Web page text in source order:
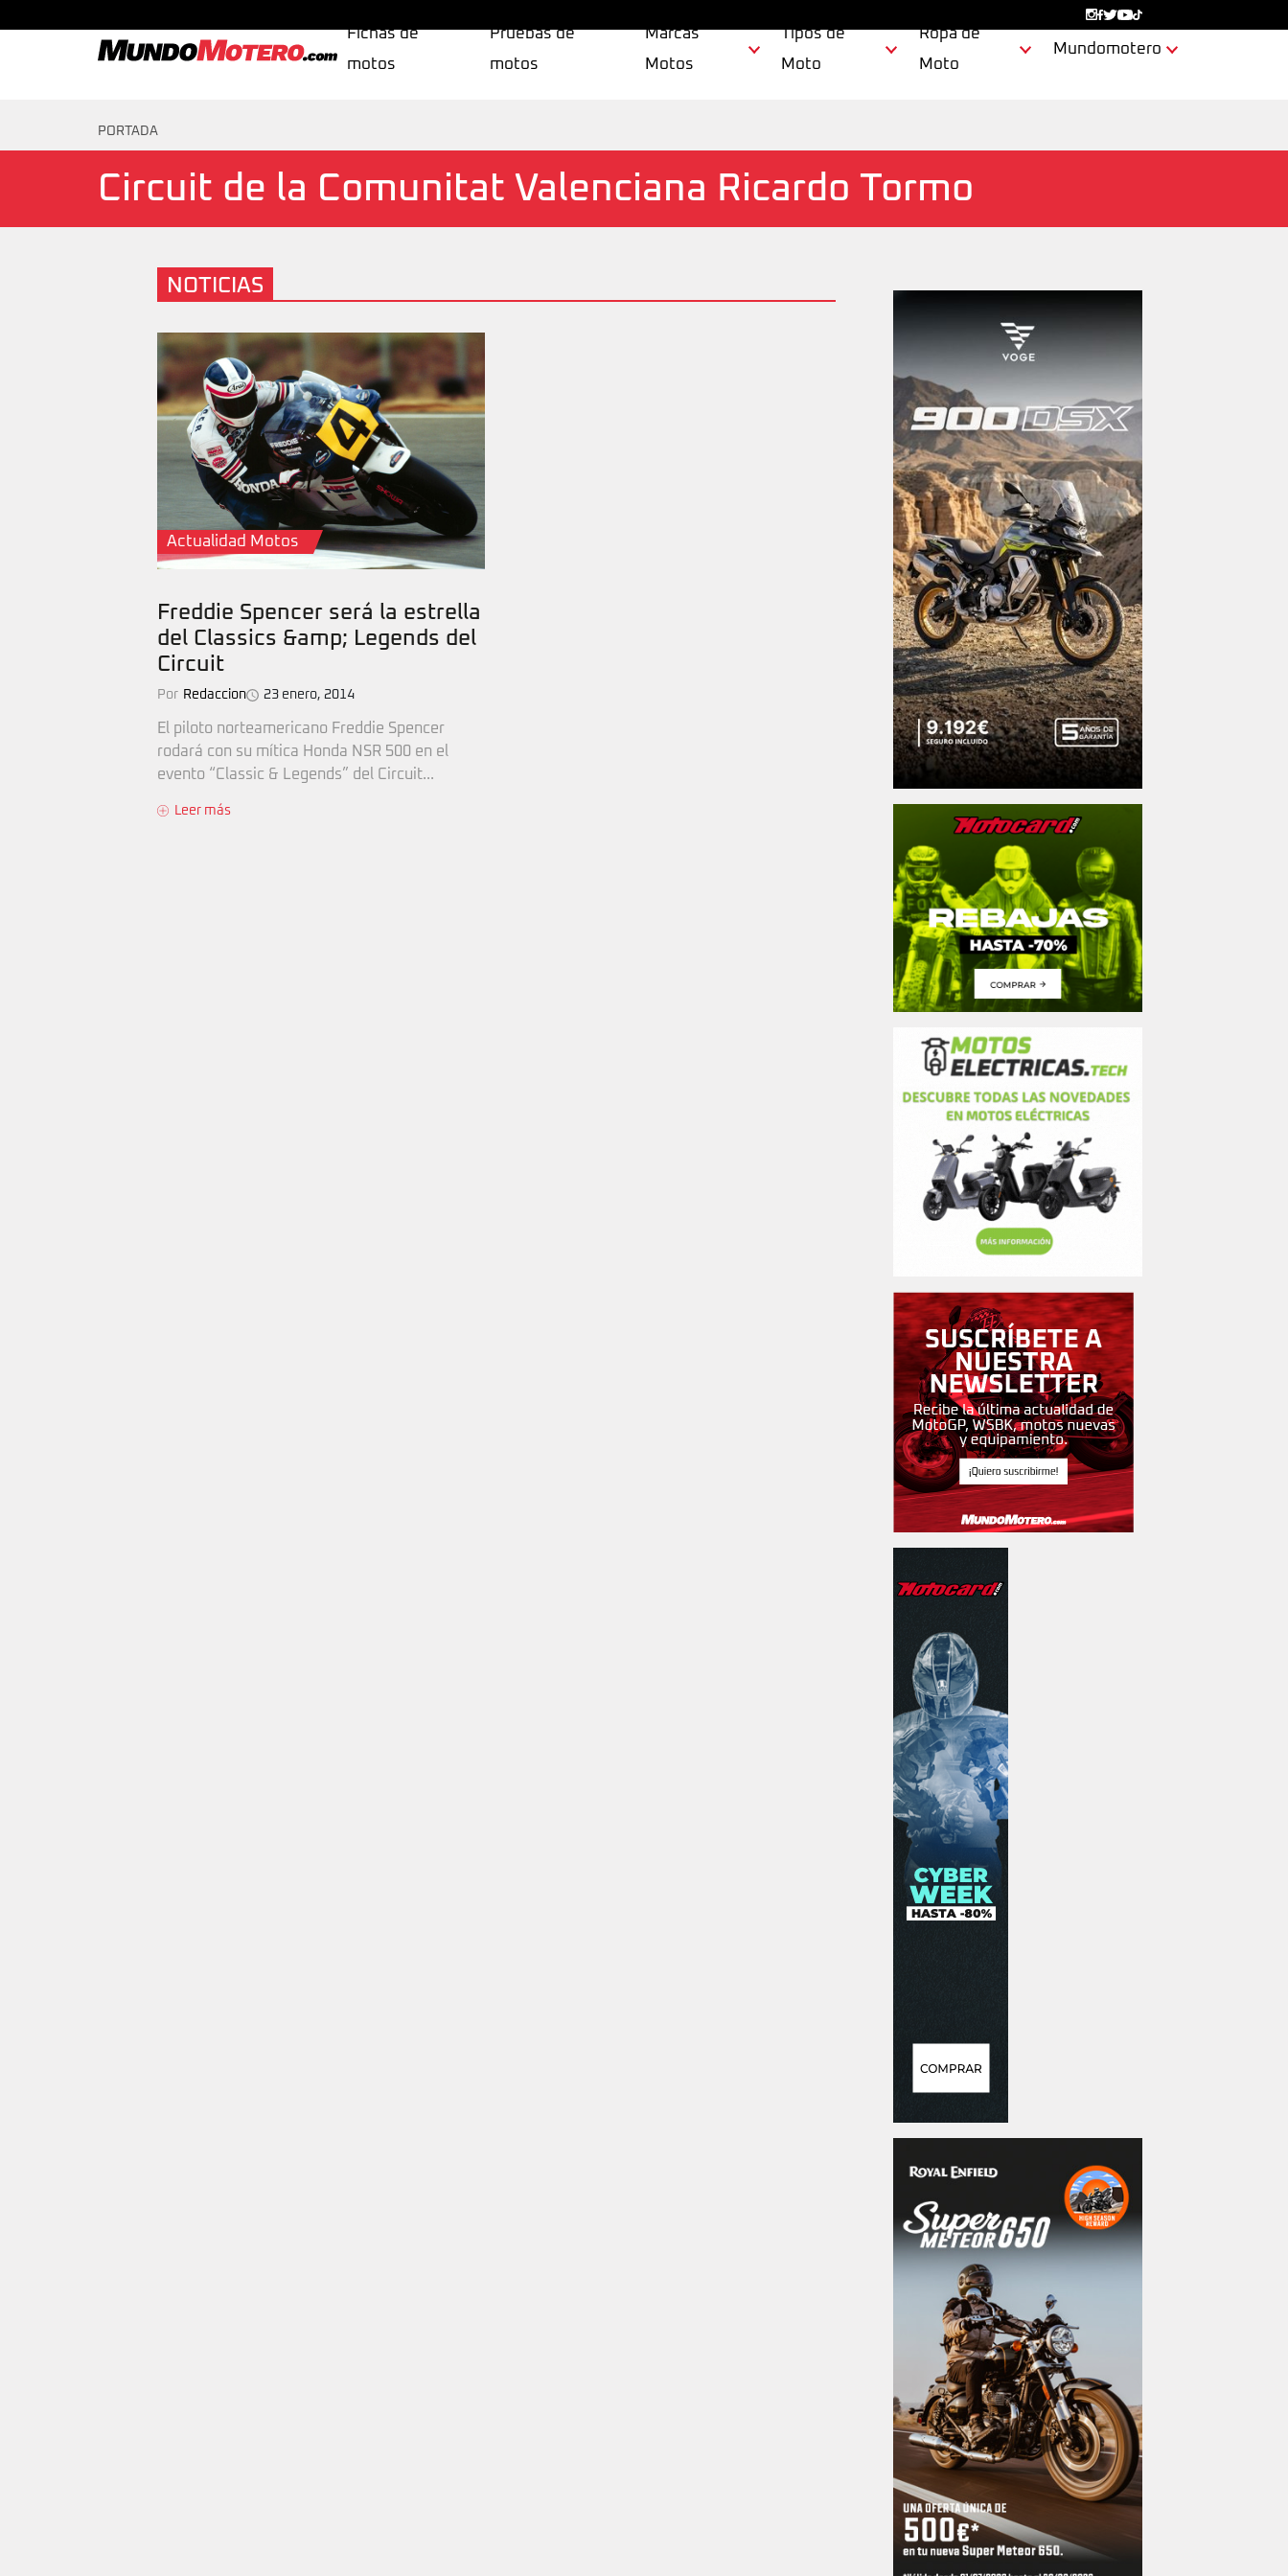
Fichas de
motos
Pruebas de
motos
Marcas
Motos
Tipos de
Moto
Ropa de
Moto
Mundomotero
PORTADA
Circuit de la Comunitat Valenciana Ricardo Tormo
NOTICIAS
Actualidad Motos
Freddie Spencer será la estrella
del Classics &amp; Legends del
Circuit
Por Redaccion 23 enero, 2014
El piloto norteamericano Freddie Spencer
rodará con su mítica Honda NSR 500 en el
evento “Classic & Legends” del Circuit...
Leer más